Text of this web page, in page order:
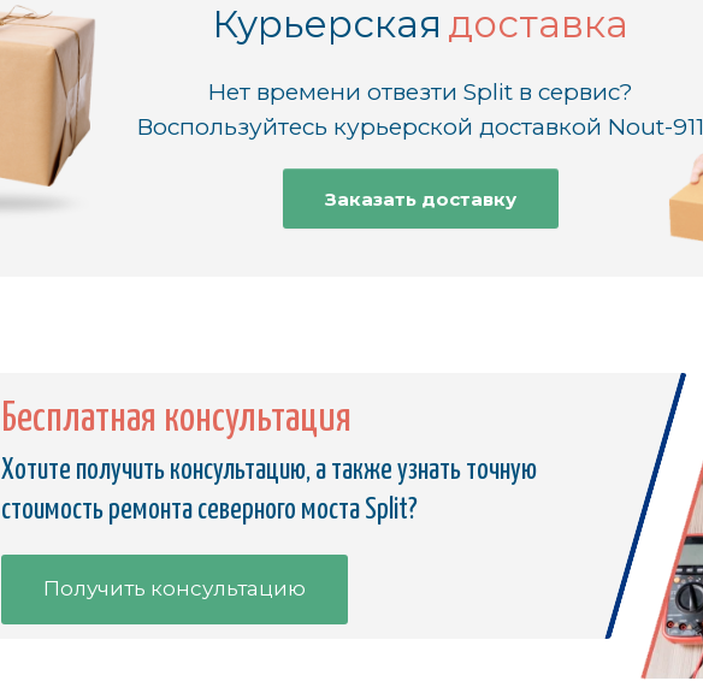
Курьерская доставка
Нет времени отвезти Split в сервис?
Воспользуйтесь курьерской доставкой Nout-911
Заказать доставку
Бесплатная консультация
Хотите получить консультацию, а также узнать точную
стоимость ремонта северного моста Split?
Получить консультацию